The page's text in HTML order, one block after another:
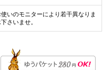
いのモニターにより若干異なりま
さいませ。